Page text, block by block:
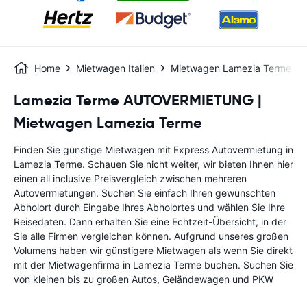
Home Mietwagen Italien Mietwagen Lamezia Terme
Lamezia Terme AUTOVERMIETUNG |
Mietwagen Lamezia Terme
Finden Sie günstige Mietwagen mit Express Autovermietung in
Lamezia Terme. Schauen Sie nicht weiter, wir bieten Ihnen hier
einen all inclusive Preisvergleich zwischen mehreren
Autovermietungen. Suchen Sie einfach Ihren gewünschten
Abholort durch Eingabe Ihres Abholortes und wählen Sie Ihre
Reisedaten. Dann erhalten Sie eine Echtzeit-Übersicht, in der
Sie alle Firmen vergleichen können. Aufgrund unseres großen
Volumens haben wir günstigere Mietwagen als wenn Sie direkt
mit der Mietwagenfirma in Lamezia Terme buchen. Suchen Sie
von kleinen bis zu großen Autos, Geländewagen und PKW